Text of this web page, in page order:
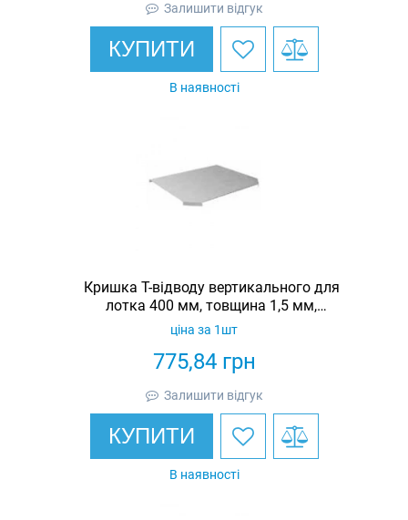
Залишити відгук
КУПИТИ
В наявності
Кришка Т-відводу вертикального для
лотка 400 мм, товщина 1,5 мм,
гарячеоцинкована, Eurotray
775,84грн
ціна за 1шт
Залишити відгук
КУПИТИ
В наявності